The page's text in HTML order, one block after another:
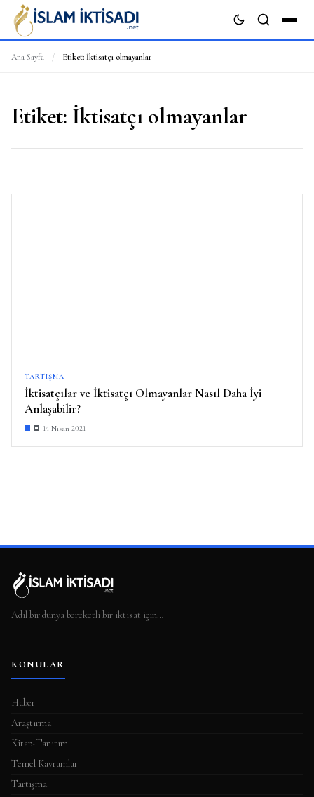
Ana Sayfa / Etiket: İktisatçı olmayanlar
Etiket: İktisatçı olmayanlar
TARTIŞMA
İktisatçılar ve İktisatçı Olmayanlar Nasıl Daha İyi
Anlaşabilir?
14 Nisan 2021
Adil bir dünya bereketli bir iktisat için…
KONULAR
Haber
Araştırma
Kitap-Tanıtım
Temel Kavramlar
Tartışma